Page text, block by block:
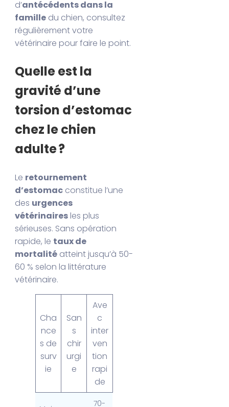
d’antécédents dans la
famille du chien, consultez
régulièrement votre
vétérinaire pour faire le point.
Quelle est la
gravité d’une
torsion d’estomac
chez le chien
adulte ?
Le retournement
d’estomac constitue l’une
des urgences
vétérinaires les plus
sérieuses. Sans opération
rapide, le taux de
mortalité atteint jusqu’à 50-
60 % selon la littérature
vétérinaire.
Cha
nce
s de
surv
ie
San
s
chir
urgi
e
Ave
c
inter
ven
tion
rapi
de
70-